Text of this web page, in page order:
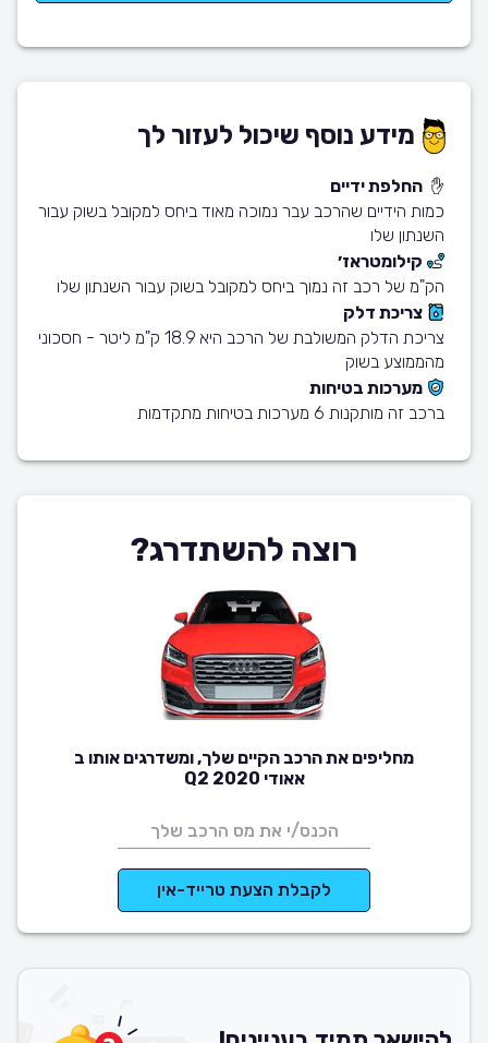
מידע נוסף שיכול לעזור לך
החלפת ידיים
כמות הידיים שהרכב עבר נמוכה מאוד ביחס למקובל בשוק עבור
השנתון שלו
קילומטראז׳
הק"מ של רכב זה נמוך ביחס למקובל בשוק עבור השנתון שלו
צריכת דלק
צריכת הדלק המשולבת של הרכב היא 18.9 ק"מ ליטר - חסכוני
מהממוצע בשוק
מערכות בטיחות
ברכב זה מותקנות 6 מערכות בטיחות מתקדמות
רוצה להשתדרג?
מחליפים את הרכב הקיים שלך, ומשדרגים אותו ב
אאודי Q2 2020
לקבלת הצעת טרייד-אין